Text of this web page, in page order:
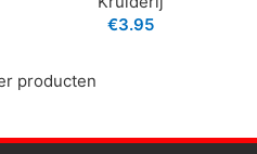
€3.95
producten